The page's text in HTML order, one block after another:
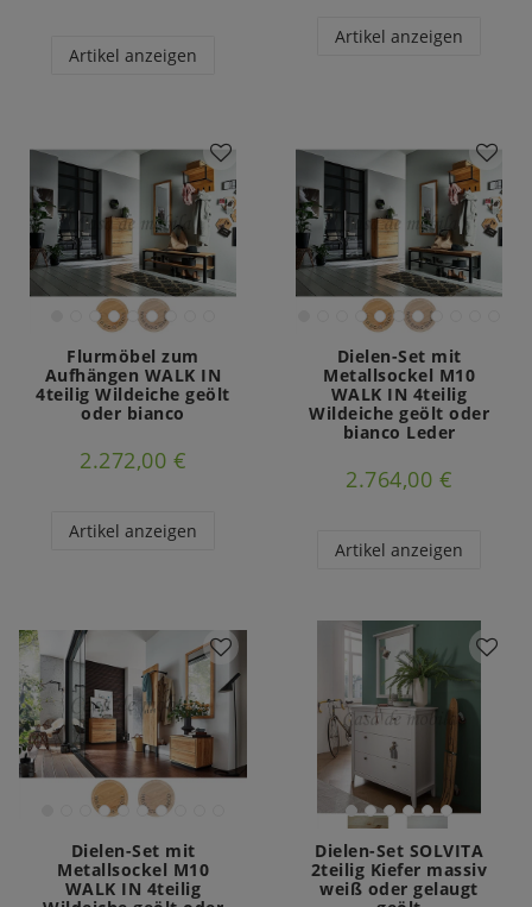
Artikel anzeigen
Artikel anzeigen
Flurmöbel zum
Aufhängen WALK IN
4teilig Wildeiche geölt
oder bianco
2.272,00 €
Artikel anzeigen
Dielen-Set mit
Metallsockel M10
WALK IN 4teilig
Wildeiche geölt oder
bianco Leder
2.764,00 €
Artikel anzeigen
Dielen-Set mit
Metallsockel M10
WALK IN 4teilig
Dielen-Set SOLVITA
2teilig Kiefer massiv
weiß oder gelaugt